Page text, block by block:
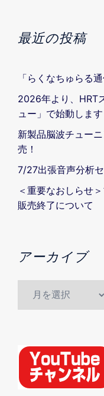
最近の投稿
「らくなちゅらる
2026年より、HRT
ュー」で始動します
新製品脳波チュー
売！
7/27出張音声分析
＜重要なおしらせ
販売終了について
アーカイブ
ブ